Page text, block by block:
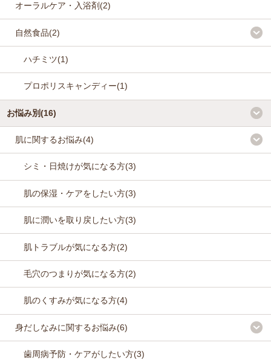
オーラルケア・入浴剤(2)
自然食品(2)
ハチミツ(1)
プロポリスキャンディー(1)
お悩み別(16)
肌に関するお悩み(4)
シミ・日焼けが気になる方(3)
肌の保湿・ケアをしたい方(3)
肌に潤いを取り戻したい方(3)
肌トラブルが気になる方(2)
毛穴のつまりが気になる方(2)
肌のくすみが気になる方(4)
身だしなみに関するお悩み(6)
歯周病予防・ケアがしたい方(3)